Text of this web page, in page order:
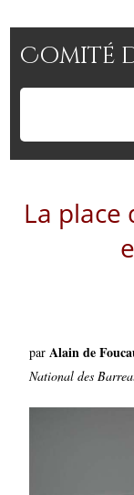
Comité
La place
par Alain de
National des